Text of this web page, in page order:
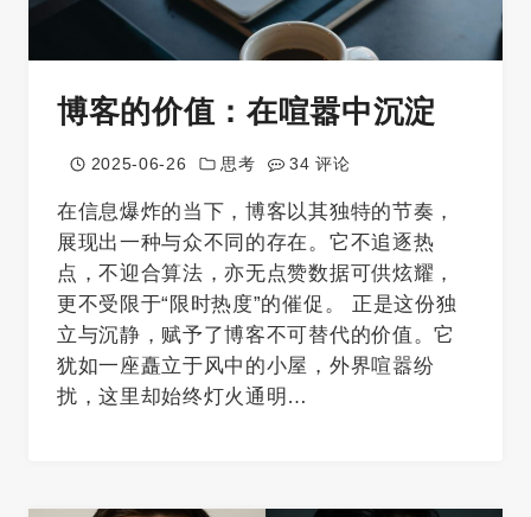
博客的价值：在喧嚣中沉淀
2025-06-26 思考 34 评论
在信息爆炸的当下，博客以其独特的节奏，
展现出一种与众不同的存在。它不追逐热
点，不迎合算法，亦无点赞数据可供炫耀，
更不受限于“限时热度”的催促。 正是这份独
立与沉静，赋予了博客不可替代的价值。它
犹如一座矗立于风中的小屋，外界喧嚣纷
扰，这里却始终灯火通明…